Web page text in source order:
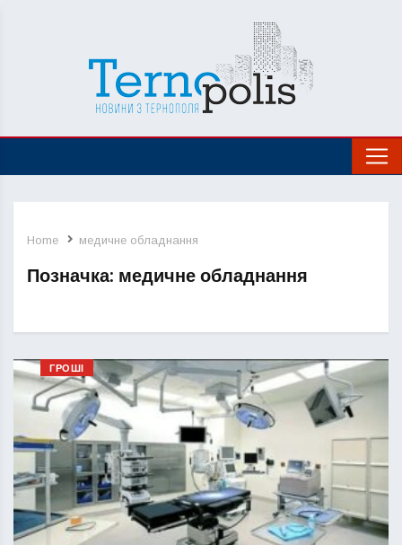
Home медичне обладнання
Позначка: медичне обладнання
ГРОШІ